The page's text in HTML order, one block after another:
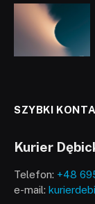
SZYBKI
Kurier
Telefon: +48
e-mail: